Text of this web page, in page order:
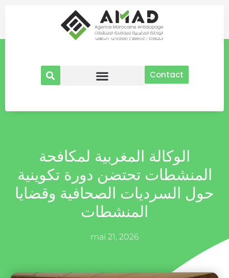
Contact
الوكالة المغربية لمكافحة
المنشطات تحتضن دورة تكوينية
حول السرديات الصحافية وقضايا
المنشطات
mai 21, 2026